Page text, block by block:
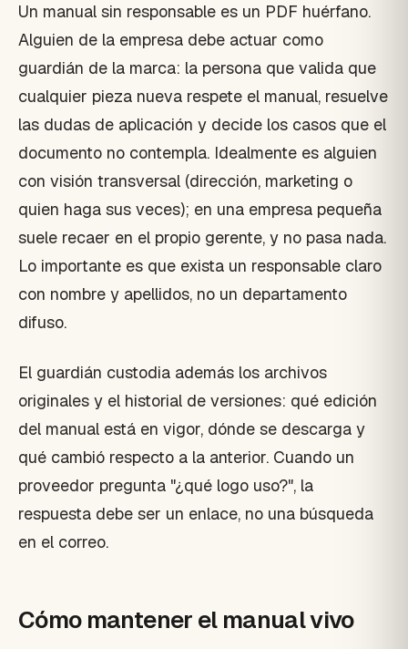
Un manual sin responsable es un PDF huérfano.
Alguien de la empresa debe actuar como
guardián de la marca: la persona que valida que
cualquier pieza nueva respete el manual, resuelve
las dudas de aplicación y decide los casos que el
documento no contempla. Idealmente es alguien
con visión transversal (dirección, marketing o
quien haga sus veces); en una empresa pequeña
suele recaer en el propio gerente, y no pasa nada.
Lo importante es que exista un responsable claro
con nombre y apellidos, no un departamento
difuso.
El guardián custodia además los archivos
originales y el historial de versiones: qué edición
del manual está en vigor, dónde se descarga y
qué cambió respecto a la anterior. Cuando un
proveedor pregunta "¿qué logo uso?", la
respuesta debe ser un enlace, no una búsqueda
en el correo.
Cómo mantener el manual vivo